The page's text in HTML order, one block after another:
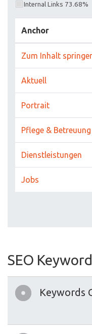
Internal Links 73.68%
Anchor
Zum Inhalt
Aktuell
Portrait
Pflege & Betreuung
Dienstleistungen
Jobs
SEO
Keywords